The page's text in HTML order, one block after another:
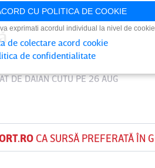
clasamentul
DEDAIAN CUTUPE 26 AUG
CA SURSĂ PREFERATĂ ÎN
CU POLITICA DE COOKIE
exprimati acordul individual la nivel de
de colectare acord cookie
de confidentialitate